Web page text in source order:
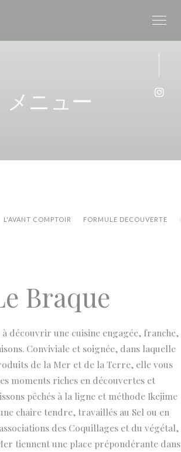
メニュー
L'AVANT COMPTOIR FORMULE DECOUVERTE
Braque
découvrir une cuisine engagée, franche,
Conviviale et soignée, dans laquelle
de la Mer et de la Terre, elle vous
moments riches en découvertes et
pêchés à la ligne et méthode Ikejime
chaire tendre, travaillés au Sel ou en
des Coquillages et du végétal,
tiennent une place prépondérante dans